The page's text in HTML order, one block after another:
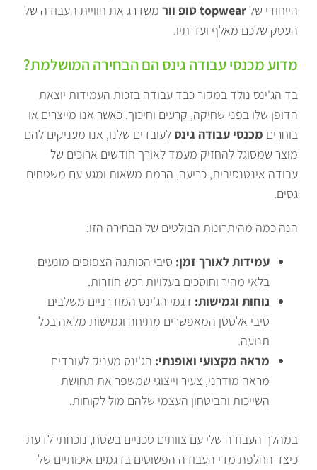
הייחודי שלtopwear טופ וור
משדרג את חוויית העבודה של
העסק שלכם מאלף ועד תיו.
מדוע מכנסי עבודה גינס הם הבחירה המושלמת?
בד הג'ינס נולד במקור כבד עבודה בזכות העמידות יוצאת
הדופן שלו בפני שחיקה, קרעים וחיכוך. כאשר אנו מייצרים או
בוחרים מכנסי עבודה גינסלעובדים שלנו, אנו מעניקים להם
מוצר שמסוגל להחזיק מעמד לאורך חודשים ארוכים של
עבודה אינטנסיבית, כריעה, הרמת משאות ומגע עם משטחים
גסים.
הנה כמה מהיתרונות הבולטים של הבחירה הזו:
עמידות לאורך זמן: סיבי הכותנה הצפופים מונעים
בלאי מהיר וחוסכים בעלויות רכש חוזרות.
נוחות וגמישות: דגמי הג'ינס המודרניים משלבים
סיבי אלסטן המאפשרים מתיחה וגמישות מלאה בכל
תנועה.
מראה מקצועי ואופנתי: הג'ינס מעניק לעובדים
מראה מודרני, צעיר וייצוגי שמשפר את תחושת
השייכות והביטחון העצמי שלהם מול לקוחות.
במהלך העבודה שלי עם צוותים טכניים בשטח, נוכחתי לדעת
כיצד החלפת מדי העבודה הפשוטים בדגמים איכותיים של